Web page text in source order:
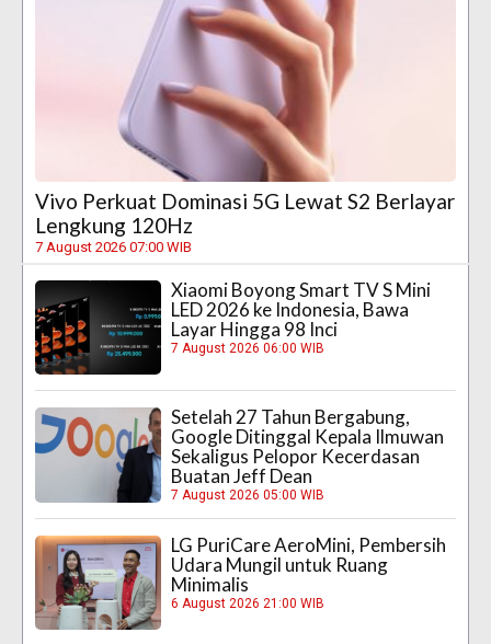
Vivo Perkuat Dominasi 5G Lewat S2 Berlayar
Lengkung 120Hz
7 August 2026 07:00 WIB
Xiaomi Boyong Smart TV S Mini
LED 2026 ke Indonesia, Bawa
Layar Hingga 98 Inci
7 August 2026 06:00 WIB
Setelah 27 Tahun Bergabung,
Google Ditinggal Kepala Ilmuwan
Sekaligus Pelopor Kecerdasan
Buatan Jeff Dean
7 August 2026 05:00 WIB
LG PuriCare AeroMini, Pembersih
Udara Mungil untuk Ruang
Minimalis
6 August 2026 21:00 WIB